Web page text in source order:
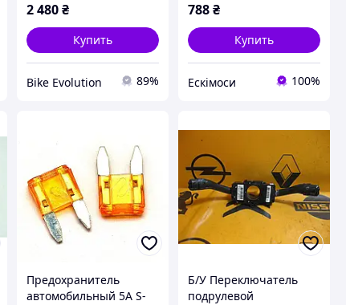
2 480 ₴
Купить
Bike Evolution 89%
788₴
Купить
Ескімоси 100%
Предохранитель
автомобильный 5А S-
Б/У Переключатель
подрулевoй